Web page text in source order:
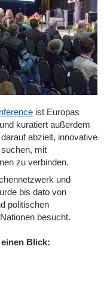
ist Europas
kuratiert außerdem
abzielt, innovative
mit
zu verbinden.
und
bis dato von
politischen
besucht.
Blick: